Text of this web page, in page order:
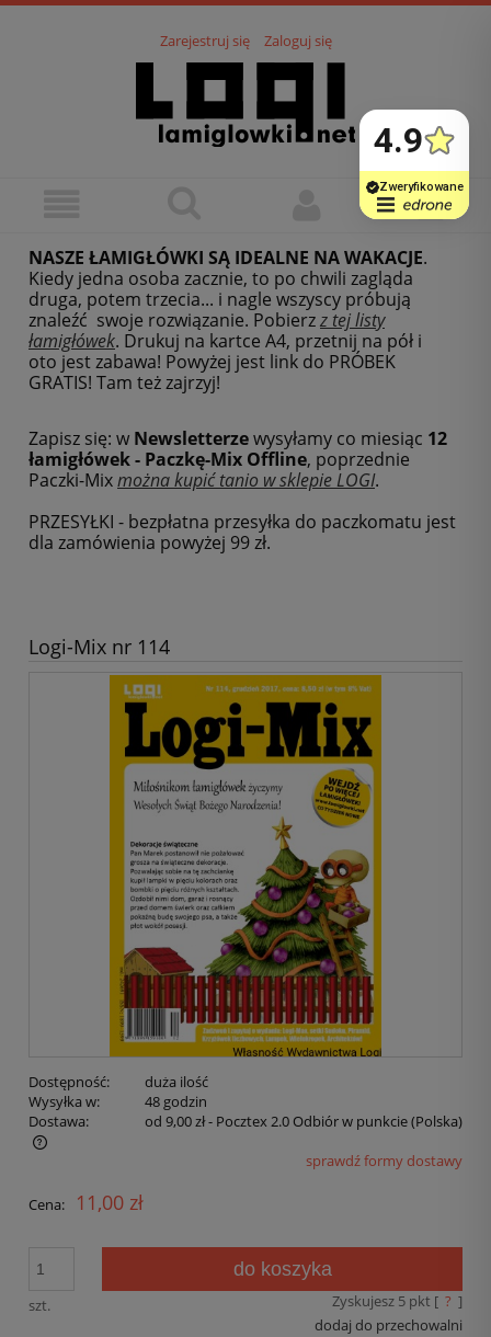
Zarejestruj się Zaloguj się
NASZE ŁAMIGŁÓWKI SĄ IDEALNE NA WAKACJE.
Kiedy jedna osoba zacznie, to po chwili zagląda
druga, potem trzecia... i nagle wszyscy próbują
znaleźć swoje rozwiązanie. Pobierzz tej listy
łamigłówek. Drukuj na kartce A4, przetnij na pół i
oto jest zabawa! Powyżej jest link do PRÓBEK
GRATIS! Tam też zajrzyj!
Zapisz się: w Newsletterzewysyłamy co miesiąc 12
łamigłówek - Paczkę-Mix Offline, poprzednie
Paczki-Mixmożna kupić tanio w sklepie LOGI.
PRZESYŁKI - bezpłatna przesyłka do paczkomatu jest
dla zamówienia powyżej 99 zł.
Logi-Mix nr 114
Dostępność:
duża ilość
Wysyłka w:
48 godzin
Dostawa:
od 9,00 zł- Pocztex 2.0 Odbiór w punkcie(Polska)
sprawdź formy dostawy
Cena: 11,00 zł
szt.
do koszyka
Zyskujesz 5pkt [ ? ]
dodaj do przechowalni